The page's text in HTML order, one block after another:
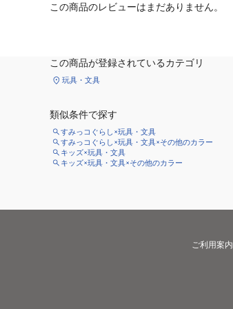
この商品のレビューはまだありません。
この商品が登録されているカテゴリ
玩具・文具
類似条件で探す
すみっコぐらし×玩具・文具
すみっコぐらし×玩具・文具×その他のカラー
キッズ×玩具・文具
キッズ×玩具・文具×その他のカラー
ご利用案内